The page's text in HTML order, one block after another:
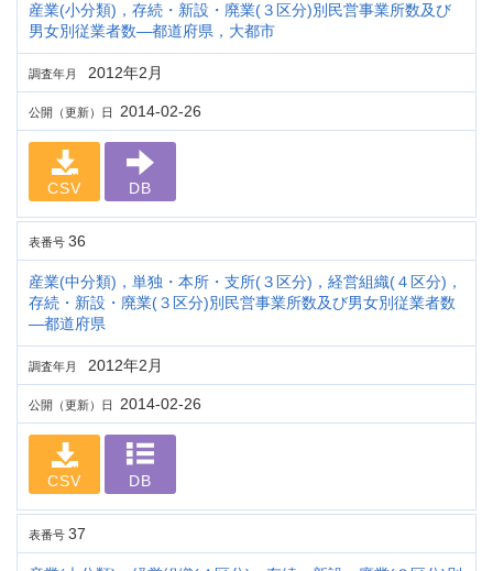
産業(小分類)，存続・新設・廃業(３区分)別民営事業所数及び
男女別従業者数―都道府県，大都市
調査年月 2012年2月
公開（更新）日 2014-02-26
CSV DB
表番号 36
産業(中分類)，単独・本所・支所(３区分)，経営組織(４区分)，
存続・新設・廃業(３区分)別民営事業所数及び男女別従業者数
―都道府県
調査年月 2012年2月
公開（更新）日 2014-02-26
CSV DB
表番号 37